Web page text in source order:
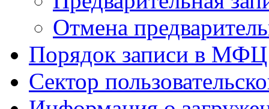
Отмена
Порядок записи в МФЦ
Сектор